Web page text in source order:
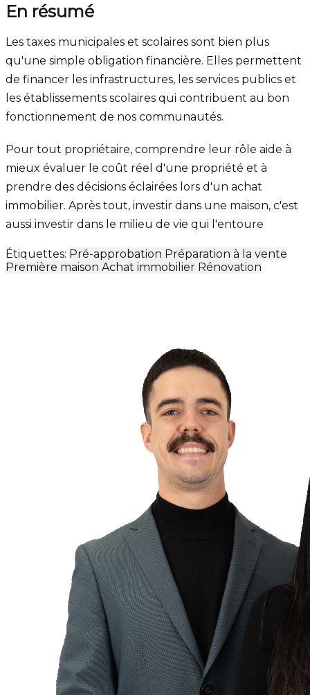
En résumé
Les taxes municipales et scolaires sont bien plus
qu'une simple obligation financière. Elles permettent
de financer les infrastructures, les services publics et
les établissements scolaires qui contribuent au bon
fonctionnement de nos communautés.
Pour tout propriétaire, comprendre leur rôle aide à
mieux évaluer le coût réel d'une propriété et à
prendre des décisions éclairées lors d'un achat
immobilier. Après tout, investir dans une maison, c'est
aussi investir dans le milieu de vie qui l'entoure
Étiquettes: Pré-approbation Préparation à la vente
Première maison Achat immobilier Rénovation